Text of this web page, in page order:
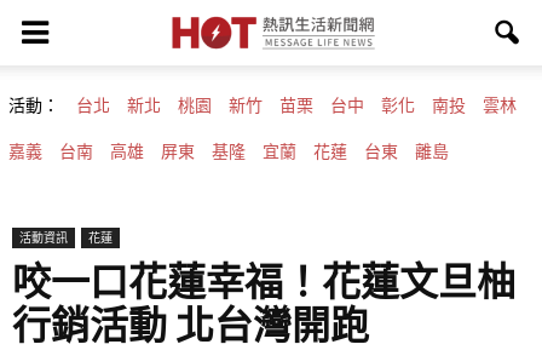
活動： 台北 新北 桃園 新竹 苗栗 台中 彰化 南投 雲林
嘉義 台南 高雄 屏東 基隆 宜蘭 花蓮 台東 離島
活動資訊 花蓮
咬一口花蓮幸福！花蓮文旦柚
行銷活動 北台灣開跑